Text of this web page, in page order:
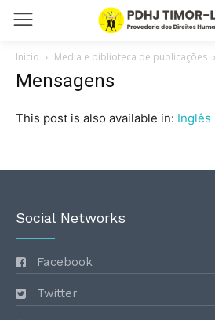
Início Media e biblioteca de publicações
Mensagens
This post is also available in: Inglês
Social Networks
Facebook
Twitter